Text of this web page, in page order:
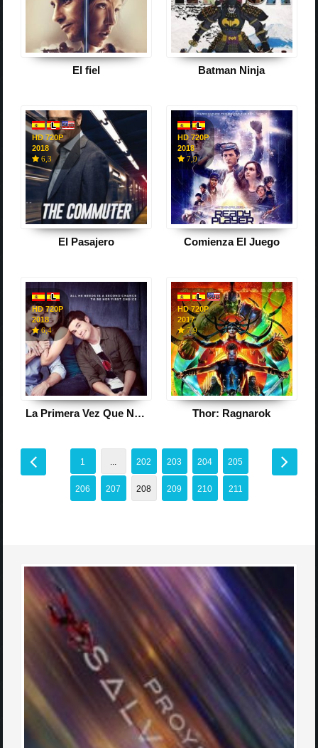
El fiel Batman Ninja
HD 720P
2018
6,3
El Pasajero
HD 720P
2018
7,9
Comienza El Juego
HD 720P
2018
6,4
La Primera Vez Que Nos Vimos
HD 720P
2017
7,9
Thor: Ragnarok
1 ... 202 203 204 205
206 207 208 209 210 211